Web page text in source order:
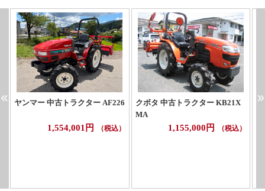
ヤンマー 中古トラクター AF226
1,554,001円 （税込）
クボタ 中古トラクター KB21X
MA
1,155,000円 （税込）